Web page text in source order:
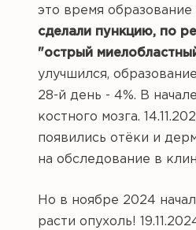
это время образование
сделали пункцию, по
"острый
улучшился,
28-й день - 4%. В
костного мозга.
появились отёки и
на обследование в
Но в ноябре 2024
расти опухоль!